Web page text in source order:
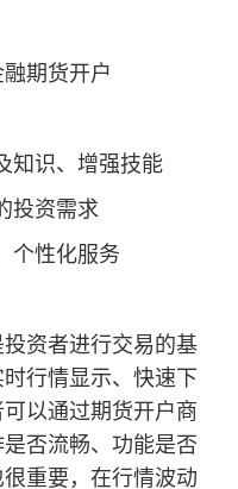
期货开户
知识、增强技能
投资需求
个性化服务
资者进行交易的基
行情显示、快速下
以通过期货开户商
否流畅、功能是否
重要，在行情波动